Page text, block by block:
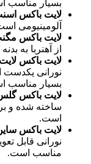
بسیار مناسب
لایت باکس
آلومینیومی
لایت باکس
از آهنربا به
لایت باکس
نورانی یکدست
بسیار مناسب
لایت باکس
ساخته شده و
است.
لایت باکس
نورانی قابل
مناسب است.